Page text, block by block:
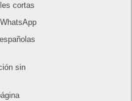
cortas
sin